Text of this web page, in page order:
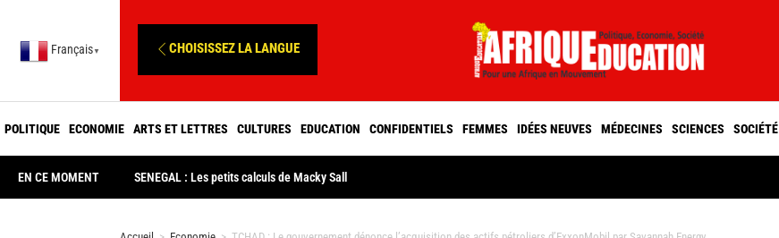
Français ▼ CHOISISSEZ LA LANGUE
POLITIQUE ECONOMIE ARTS ET LETTRES CULTURES EDUCATION CONFIDENTIELS FEMMES IDÉES NEUVES MÉDECINES SCIENCES SOCIÉTÉ
EN CE MOMENT SENEGAL : Les petits calculs de Macky Sall